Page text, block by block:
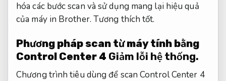
hóa các bước scan và sử dụng mang lại hiệu quả
của máy in Brother. Tương thích tốt.
Phương pháp scan từ máy tính bằng
Control Center 4 Giảm lỗi hệ thống.
Chương trình tiêu dùng để scan Control Center 4